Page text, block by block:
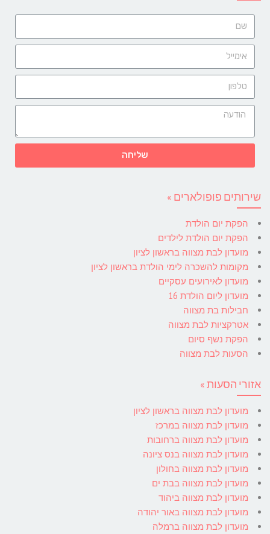
שליחה
שירותים פופולארים »
הפקת יום הולדת
הפקת יום הולדת לילדים
מועדון לבת מצווה בראשון לציון
מקומות להשכרה לימי הולדת בראשון לציון
מועדון לאירועים עסקיים
מועדון ליום הולדת 16
חבילות בת מצווה
אטרקציות לבת מצווה
הפקת נשף סיום
הסעות לבת מצווה
אזורי הסעות »
מועדון לבת מצווה בראשון לציון
מועדון לבת מצווה במרכז
מועדון לבת מצווה ברחובות
מועדון לבת מצווה בנס ציונה
מועדון לבת מצווה בחולון
מועדון לבת מצווה בבת ים
מועדון לבת מצווה ביהוד
מועדון לבת מצווה באור יהודה
מועדון לבת מצווה ברמלה